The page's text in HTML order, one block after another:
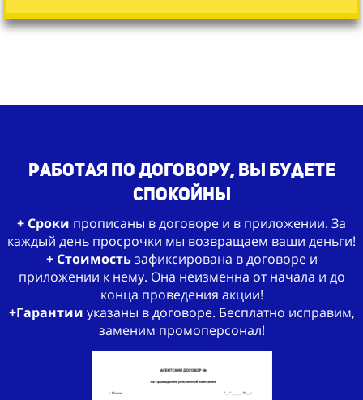
работая по Договору, Вы будете
спокойны
+ Сроки прописаны в договоре и в приложении. За
каждый день просрочки мы возвращаем ваши деньги!
+ Стоимостьзафиксирована в договоре и
приложении к нему. Она неизменна от начала и до
конца проведения акции!
+Гарантии указаны в договоре. Бесплатно исправим,
заменим промоперсонал!